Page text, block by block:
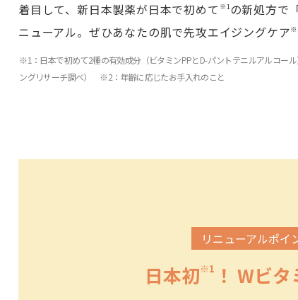
着目して、新日本製薬が日本で初めて ※1の新処方で
ニューアル。ぜひあなたの肌で先攻エイジングケア
※1：日本で初めて2種の有効成分（ビタミンPPとD-パントテニルアルコー
ングリサーチ調べ） ※2：年齢に応じたお手入れのこと
リニューアルポイ
日本初※1 ！ Wビ